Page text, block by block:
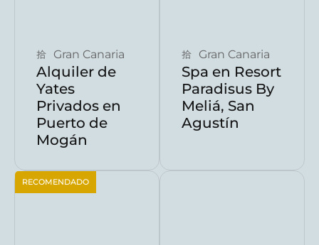
Gran Canaria
Alquiler de
Yates
Privados en
Puerto de
Mogán
Gran Canaria
Spa en Resort
Paradisus By
Meliá, San
Agustín
RECOMENDADO